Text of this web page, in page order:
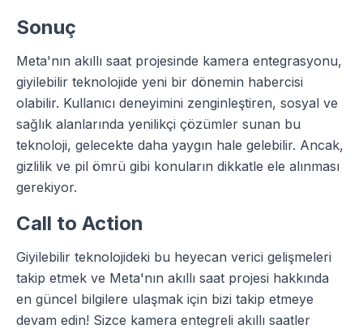
Sonuç
Meta'nın akıllı saat projesinde kamera entegrasyonu,
giyilebilir teknolojide yeni bir dönemin habercisi
olabilir. Kullanıcı deneyimini zenginleştiren, sosyal ve
sağlık alanlarında yenilikçi çözümler sunan bu
teknoloji, gelecekte daha yaygın hale gelebilir. Ancak,
gizlilik ve pil ömrü gibi konuların dikkatle ele alınması
gerekiyor.
Call to Action
Giyilebilir teknolojideki bu heyecan verici gelişmeleri
takip etmek ve Meta'nın akıllı saat projesi hakkında
en güncel bilgilere ulaşmak için bizi takip etmeye
devam edin! Sizce kamera entegreli akıllı saatler